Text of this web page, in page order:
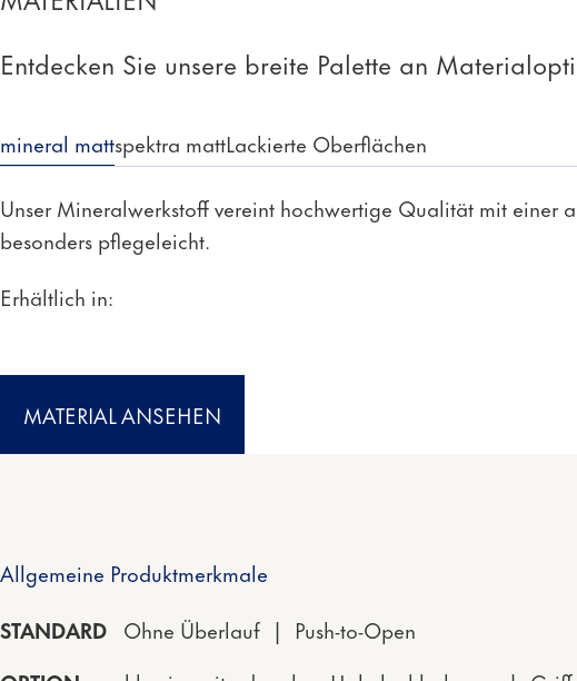
Entdecken Sie unsere breite Palette an
mineral mattspektra mattLackierte Oberflächen
Unser Mineralwerkstoff vereint hochwertige Qualität mit einer
besonders pflegeleicht.
Erhältlich in:
MATERIAL ANSEHEN
Allgemeine Produktmerkmale
STANDARD Ohne Überlauf | Push-to-Open